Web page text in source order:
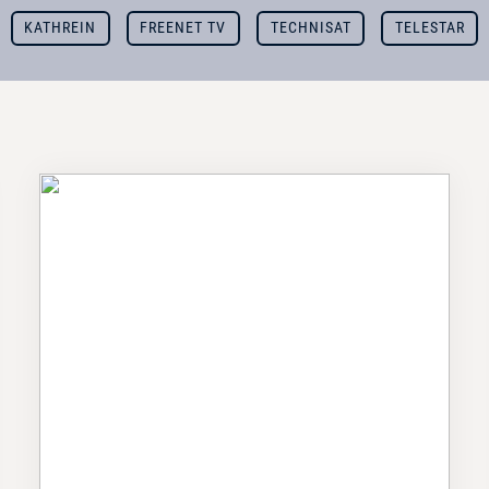
KATHREIN FREENET TV TECHNISAT TELESTAR